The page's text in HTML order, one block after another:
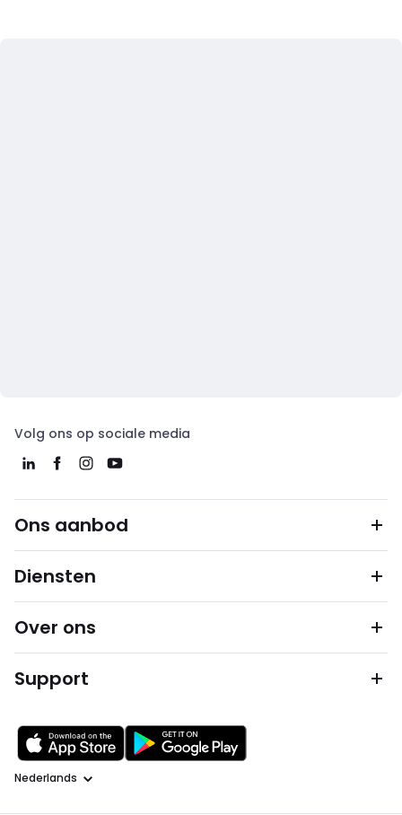
Volg ons op sociale media
Ons aanbod
Diensten
Over ons
Support
Taal